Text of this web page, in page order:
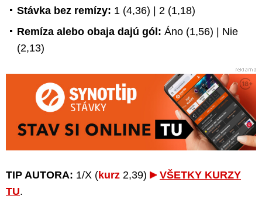
Stávka bez remízy: 1 (4,36) | 2 (1,18)
Remíza alebo obaja dajú gól: Áno (1,56) | Nie
(2,13)
TIP AUTORA: 1/X (kurz 2,39)
VŠETKY KURZY
TU.